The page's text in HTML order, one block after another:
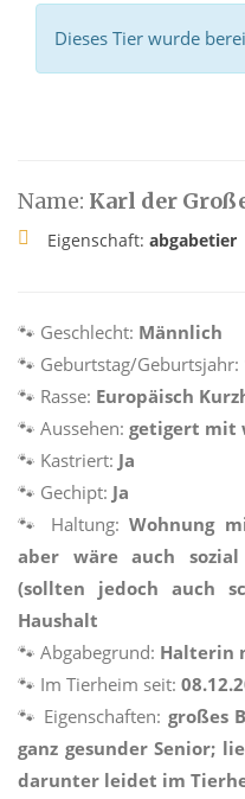
Dieses Tier wurde
Name: Karl der
Eigenschaft: abgabetier
🐾 Geschlecht: Männlich
🐾 Geburtstag/Geburtsjahr:
🐾 Rasse: Europäisch
🐾 Aussehen: getigert mit
🐾 Kastriert: Ja
🐾 Gechipt: Ja
🐾 Haltung:Wohnung
aber wäre auch sozial
(sollten jedoch auch
Haushalt
🐾 Abgabegrund: Halterin
🐾 Im Tierheim seit:
🐾 Eigenschaften: großes
ganz gesunder Senior;
darunter leidet im